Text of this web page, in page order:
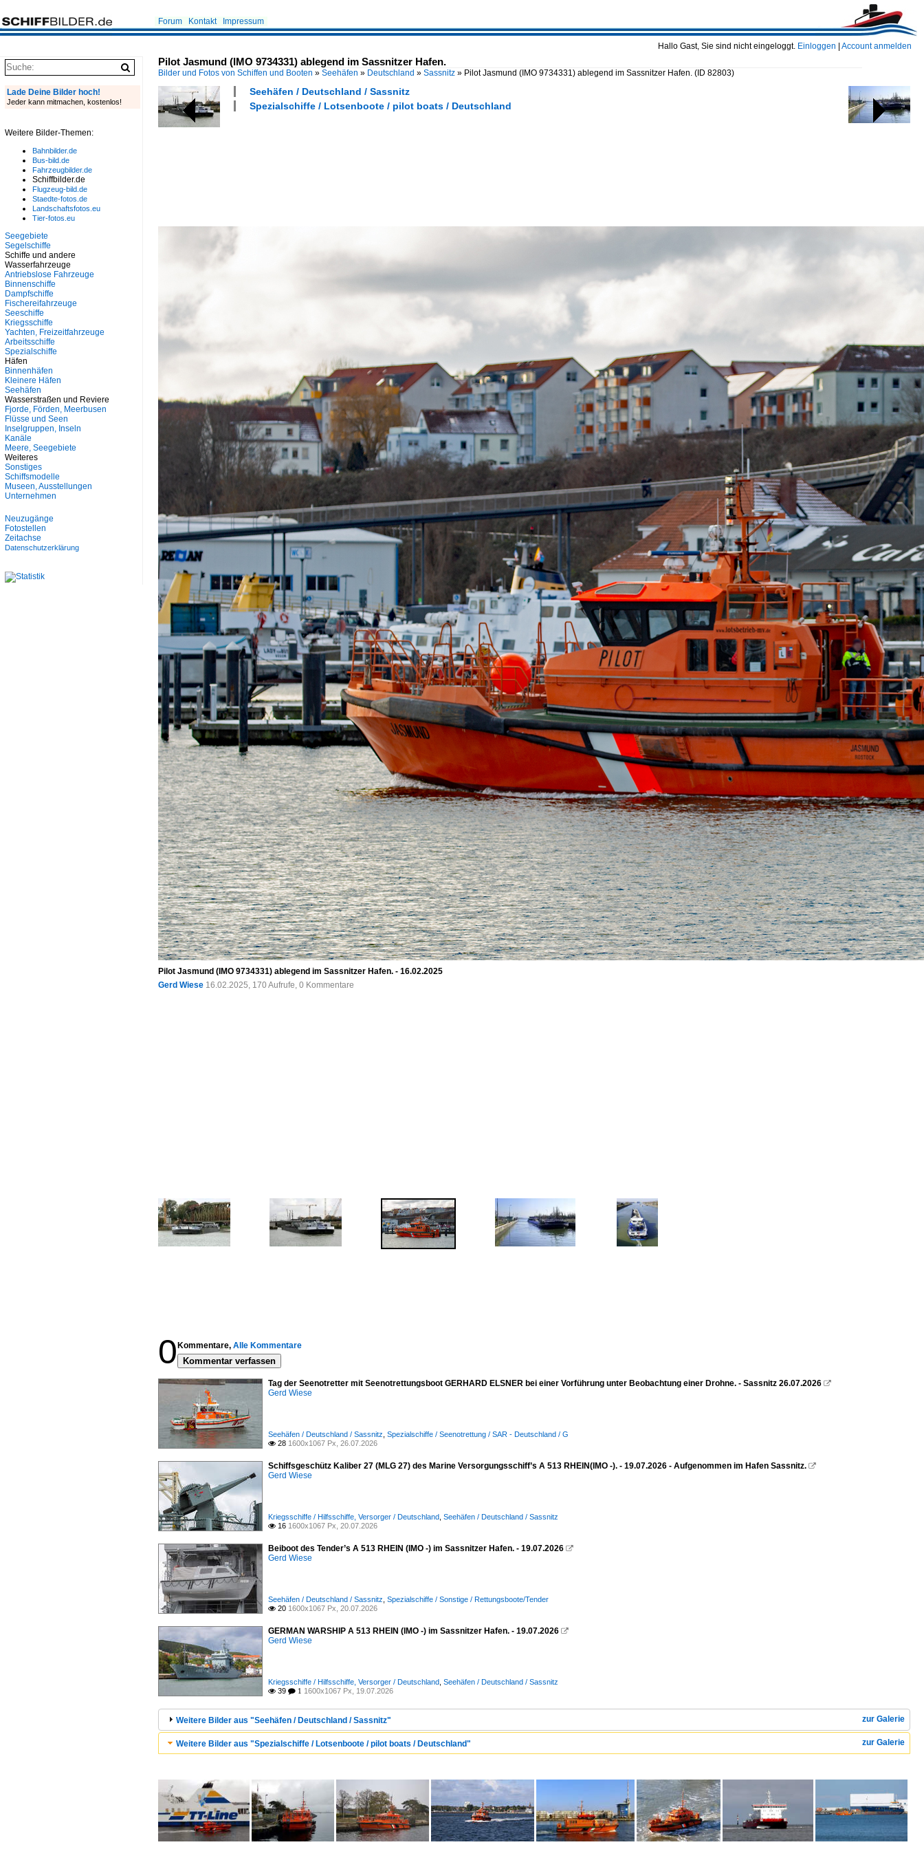
Hallo Gast, Sie sind nicht eingeloggt. Einloggen Account anmelden
Forum Kontakt Impressum
Pilot Jasmund (IMO 9734331) ablegend im Sassnitzer Hafen.
Bilder und Fotos von Schiffen und Booten » Seehäfen » Deutschland » Sassnitz » Pilot Jasmund (IMO 9734331) ablegend im Sassnitzer Hafen. (ID 82803)
Seehäfen / Deutschland / Sassnitz
Spezialschiffe / Lotsenboote / pilot boats / Deutschland
Pilot Jasmund (IMO 9734331) ablegend im Sassnitzer Hafen. - 16.02.2025
Gerd Wiese 16.02.2025, 170 Aufrufe, 0 Kommentare
0 Kommentare, Alle Kommentare
Kommentar verfassen
Tag der Seenotretter mit Seenotrettungsboot GERHARD ELSNER bei einer Vorführung unter Beobachtung einer Drohne. - Sassnitz 26.07.2026 
Gerd Wiese
Seehäfen / Deutschland / Sassnitz Spezialschiffe / Seenotrettung / SAR - Deutschland / G
 28 1600x1067 Px, 26.07.2026
Schiffsgeschütz Kaliber 27 (MLG 27) des Marine Versorgungsschiff’s A 513 RHEIN(IMO -). - 19.07.2026 - Aufgenommen im Hafen Sassnitz. 
Gerd Wiese
Kriegsschiffe / Hilfsschiffe, Versorger / Deutschland Seehäfen / Deutschland / Sassnitz
 16 1600x1067 Px, 20.07.2026
Beiboot des Tender’s A 513 RHEIN (IMO -) im Sassnitzer Hafen. - 19.07.2026 
Gerd Wiese
Seehäfen / Deutschland / Sassnitz Spezialschiffe / Sonstige / Rettungsboote/Tender
 20 1600x1067 Px, 20.07.2026
GERMAN WARSHIP A 513 RHEIN (IMO -) im Sassnitzer Hafen. - 19.07.2026 
Gerd Wiese
Kriegsschiffe / Hilfsschiffe, Versorger / Deutschland Seehäfen / Deutschland / Sassnitz
 39  1 1600x1067 Px, 19.07.2026
zur Galerie
Weitere Bilder aus "Seehäfen / Deutschland / Sassnitz"
zur Galerie
Weitere Bilder aus "Spezialschiffe / Lotsenboote / pilot boats / Deutschland"
Lade Deine Bilder hoch!
Jeder kann mitmachen, kostenlos!
Weitere Bilder-Themen:
Bahnbilder.de
Bus-bild.de
Fahrzeugbilder.de
Schiffbilder.de
Flugzeug-bild.de
Staedte-fotos.de
Landschaftsfotos.eu
Tier-fotos.eu
Seegebiete
Segelschiffe
Schiffe und andere
Wasserfahrzeuge
Antriebslose Fahrzeuge
Binnenschiffe
Dampfschiffe
Fischereifahrzeuge
Seeschiffe
Kriegsschiffe
Yachten, Freizeitfahrzeuge
Arbeitsschiffe
Spezialschiffe
Häfen
Binnenhäfen
Kleinere Häfen
Seehäfen
Wasserstraßen und Reviere
Fjorde, Förden, Meerbusen
Flüsse und Seen
Inselgruppen, Inseln
Kanäle
Meere, Seegebiete
Weiteres
Sonstiges
Schiffsmodelle
Museen, Ausstellungen
Unternehmen
Neuzugänge
Fotostellen
Zeitachse
Datenschutzerklärung